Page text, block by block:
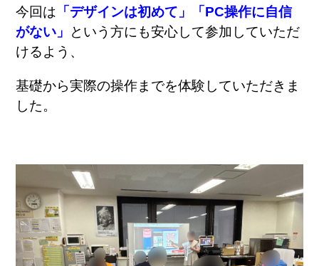
今回は 「デザインは初めて」「PC操作に自信
がない」
という方にも安心して参加していただ
けるよう、
基礎から実際の操作までを体験していただきま
した。